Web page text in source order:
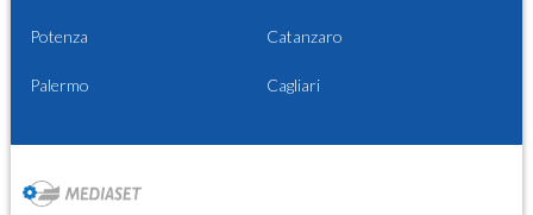
Potenza Catanzaro
Palermo Cagliari